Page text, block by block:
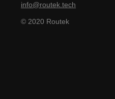
info@routek.tech
© 2020 Routek